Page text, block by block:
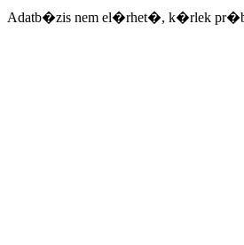
Adatb�zis nem el�rhet�, k�rlek